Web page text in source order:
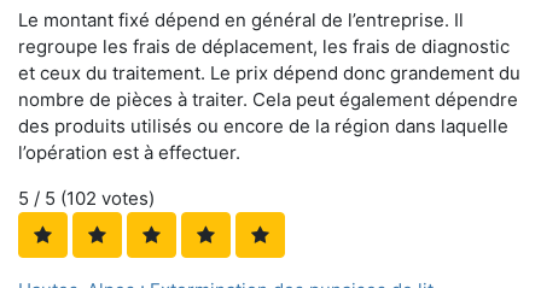
Le montant fixé dépend en général de l’entreprise. Il
regroupe les frais de déplacement, les frais de diagnostic
et ceux du traitement. Le prix dépend donc grandement du
nombre de pièces à traiter. Cela peut également dépendre
des produits utilisés ou encore de la région dans laquelle
l’opération est à effectuer.
5 / 5 (102 votes)